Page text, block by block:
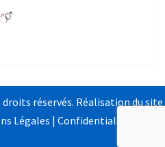
droits réservés. Réalisation du site
Légales | Confidentialité